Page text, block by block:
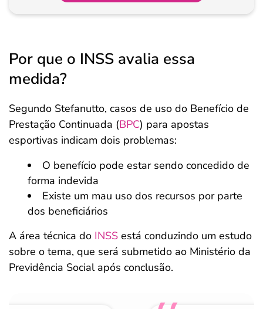
Pagamento
Por que o INSS avalia essa
medida?
Segundo Stefanutto, casos de uso do Benefício de
Prestação Continuada (BPC) para apostas
esportivas indicam dois problemas:
O benefício pode estar sendo concedido de
forma indevida
Existe um mau uso dos recursos por parte
dos beneficiários
A área técnica do INSS está conduzindo um estudo
sobre o tema, que será submetido ao Ministério da
Previdência Social após conclusão.